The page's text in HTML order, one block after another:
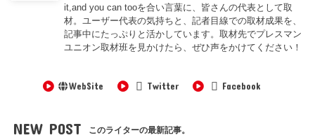
it,and you can tooを合い言葉に、皆さんの代表として取
材。ユーザー代表の気持ちと、記者目線での取材成果を、
記事中にたっぷりと活かしています。取材先でプレスマン
ユニオン取材班を見かけたら、ぜひ声をかけてください！
WebSite Twitter Facebook
NEW POST このライターの最新記事。